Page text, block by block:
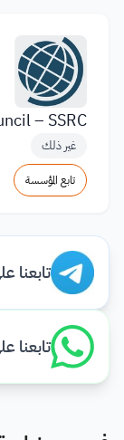
– SSRC
غير ذلك
تابع المؤسسة
تابعنا